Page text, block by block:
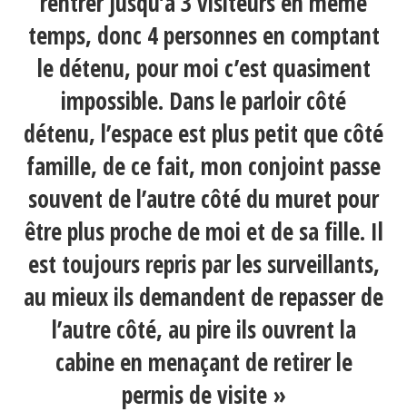
temps, donc 4 personnes en comptant
le détenu, pour moi c’est quasiment
impossible. Dans le parloir côté
détenu, l’espace est plus petit que côté
famille, de ce fait, mon conjoint passe
souvent de l’autre côté du muret pour
être plus proche de moi et de sa fille. Il
est toujours repris par les surveillants,
au mieux ils demandent de repasser de
l’autre côté, au pire ils ouvrent la
cabine en menaçant de retirer le
permis de visite »